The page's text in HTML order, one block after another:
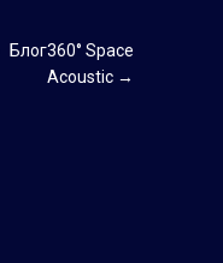
Блог360° Space
Acoustic →